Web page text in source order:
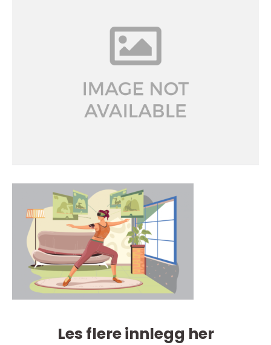
Les flere innlegg her